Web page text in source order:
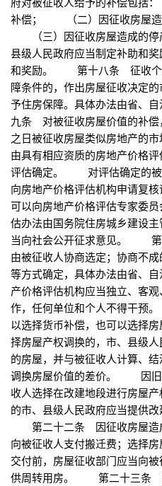
补偿； （二）因征收房屋造
（三）因征收房屋造成的
县级人民政府应当制定补助和
和奖励。 第十八条 征收个
障条件的，作出房屋征收决定
予住房保障。具体办法由省
九条 对被征收房屋价值的补偿
之日被征收房屋类似房地产的市
由具有相应资质的房地产价格
评估确定。 对评估确定的被
向房地产价格评估机构申请复核
可以向房地产价格评估专家
估办法由国务院住房城乡建设
当向社会公开征求意见。 第
由被征收人协商选定；协商不
等方式确定，具体办法由省
产价格评估机构应当独立、客
作，任何单位和个人不得干
以选择货币补偿，也可以选
择房屋产权调换的，市、县级
的房屋，并与被征收人计算、
调换房屋价值的差价。 因旧
收人选择在改建地段进行房屋
的市、县级人民政府应当提供改
第二十二条 因征收房屋造
向被征收人支付搬迁费；选择
交付前，房屋征收部门应当向
供周转用房。 第二十三条